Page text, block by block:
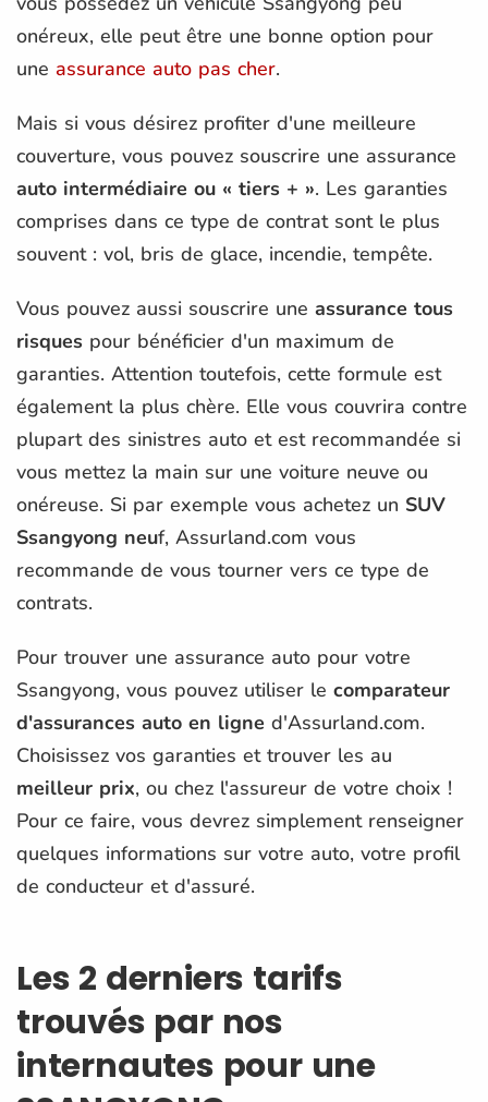
onéreux, elle peut être une bonne option pour
une assurance auto pas cher.
Mais si vous désirez profiter d'une meilleure
couverture, vous pouvez souscrire une assurance
auto intermédiaire ou « tiers + ». Les garanties
comprises dans ce type de contrat sont le plus
souvent : vol, bris de glace, incendie, tempête.
Vous pouvez aussi souscrire une assurance tous
risques pour bénéficier d'un maximum de
garanties. Attention toutefois, cette formule est
également la plus chère. Elle vous couvrira contre
plupart des sinistres auto et est recommandée si
vous mettez la main sur une voiture neuve ou
onéreuse. Si par exemple vous achetez un SUV
Ssangyong neuf, Assurland.com vous
recommande de vous tourner vers ce type de
contrats.
Pour trouver une assurance auto pour votre
Ssangyong, vous pouvez utiliser le comparateur
d'assurances auto en ligne d'Assurland.com.
Choisissez vos garanties et trouver les au
meilleur prix, ou chez l'assureur de votre choix !
Pour ce faire, vous devrez simplement renseigner
quelques informations sur votre auto, votre profil
de conducteur et d'assuré.
Les 2 derniers tarifs
trouvés par nos
internautes pour une